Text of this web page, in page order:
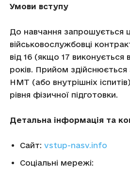
Умови вступу
До навчання запрошується
військовослужбовці
від 16 (якщо 17 виконується
років. Прийом
НМТ (або внутрішніх
рівня фізичної підготовки.
Детальна інформація та
Сайт: vstup-nasv.info
Соціальні мережі: